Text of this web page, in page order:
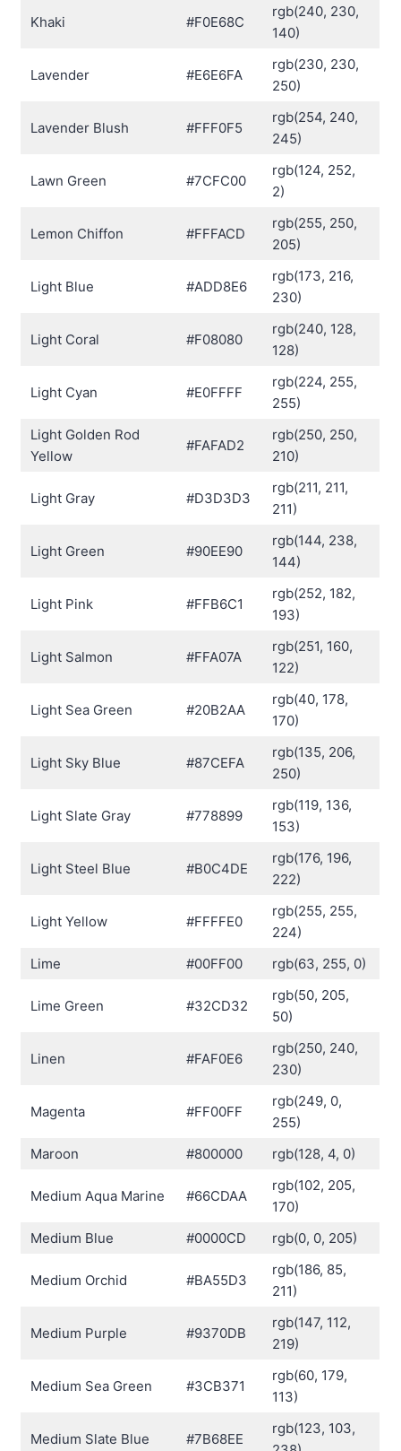
Khaki #F0E68C
rgb(240, 230,
140)
Lavender #E6E6FA
rgb(230, 230,
250)
Lavender Blush #FFF0F5
rgb(254, 240,
245)
Lawn Green #7CFC00
rgb(124, 252,
2)
Lemon Chiffon #FFFACD
rgb(255, 250,
205)
Light Blue #ADD8E6
rgb(173, 216,
230)
Light Coral #F08080
rgb(240, 128,
128)
Light Cyan #E0FFFF
rgb(224, 255,
255)
Light Golden Rod
Yellow
#FAFAD2
rgb(250, 250,
210)
Light Gray #D3D3D3
rgb(211, 211,
211)
Light Green #90EE90
rgb(144, 238,
144)
Light Pink #FFB6C1
rgb(252, 182,
193)
Light Salmon #FFA07A
rgb(251, 160,
122)
Light Sea Green #20B2AA
rgb(40, 178,
170)
Light Sky Blue #87CEFA
rgb(135, 206,
250)
Light Slate Gray #778899
rgb(119, 136,
153)
Light Steel Blue #B0C4DE
rgb(176, 196,
222)
Light Yellow #FFFFE0
rgb(255, 255,
224)
Lime
#00FF00 rgb(63, 255, 0)
Lime Green #32CD32
rgb(50, 205,
50)
Linen #FAF0E6
rgb(250, 240,
230)
Magenta #FF00FF
rgb(249, 0,
255)
Maroon
#800000 rgb(128, 4, 0)
Medium Aqua Marine #66CDAA
rgb(102, 205,
170)
Medium Blue
#0000CD rgb(0, 0, 205)
Medium Orchid #BA55D3
rgb(186, 85,
211)
Medium Purple #9370DB
rgb(147, 112,
219)
Medium Sea Green #3CB371
rgb(60, 179,
113)
Medium Slate Blue #7B68EE
rgb(123, 103,